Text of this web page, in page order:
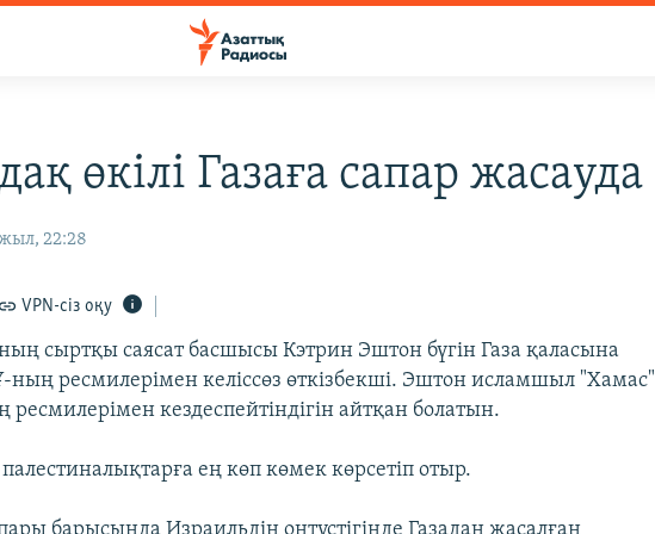
өкілі Газаға сапар жасауда
22:28
VPN-сіз оқу
сыртқы саясат басшысы Кэтрин Эштон бүгін Газа қаласына
ресмилерімен келіссөз өткізбекші. Эштон исламшыл "Хамас"
кездеспейтіндігін айтқан болатын.
ең көп көмек көрсетіп отыр.